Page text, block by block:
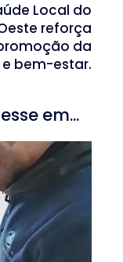
Local do
reforça
da
bem-estar.
em...